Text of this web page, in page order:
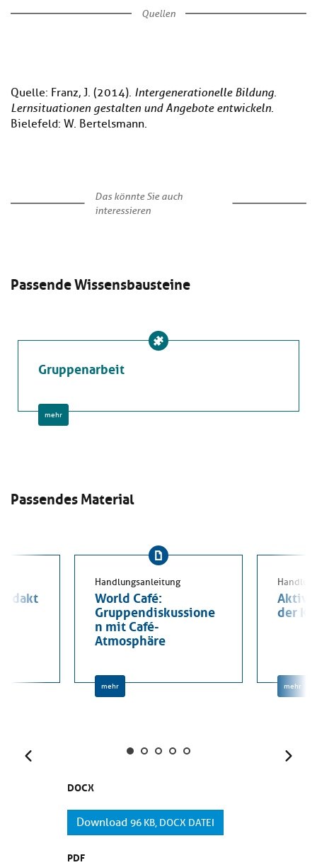
Quellen
Quelle: Franz, J. (2014). Intergenerationelle Bildung.
Lernsituationen gestalten und Angebote entwickeln.
Bielefeld: W. Bertelsmann.
Das könnte Sie auch
interessieren
Passende Wissensbausteine
Gruppenarbeit
mehr
Passendes Material
Handlungsanleitung
World Café:
Gruppendiskussione
n mit Café-
Atmosphäre
mehr
der
mehr
DOCX
Download 96 KB, DOCX DATEI
PDF